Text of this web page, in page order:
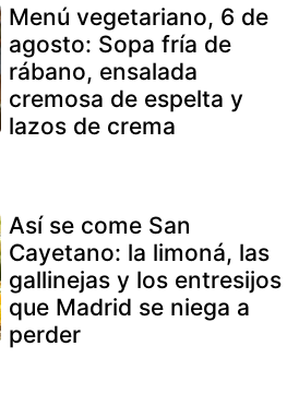
Menú vegetariano, 6 de
agosto: Sopa fría de
rábano, ensalada
cremosa de espelta y
lazos de crema
Así se come San
Cayetano: la limoná, las
gallinejas y los entresijos
que Madrid se niega a
perder